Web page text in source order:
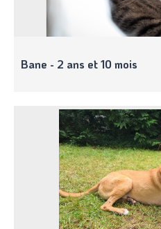
Bane - 2 ans et 10 mois